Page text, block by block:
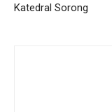
Katedral Sorong